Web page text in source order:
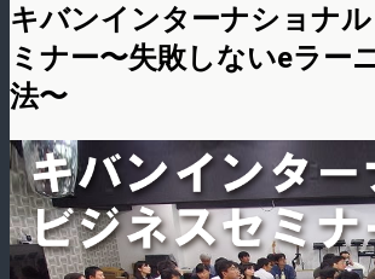
キバンインターナショナ
ミナー〜失敗しないeラー
法〜